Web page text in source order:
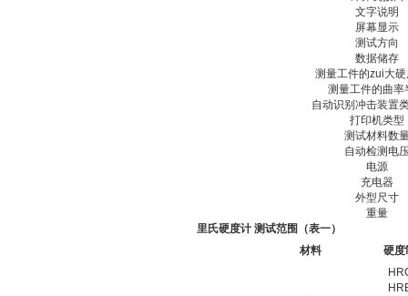
文字说明
屏幕显示
测试方向
数据储存
测量工件的zui大
测量工件的曲率
自动识别冲击装置
打印机类型
测试材料数
自动检测电
电源
充电器
外型尺寸
重量
里氏硬度计 测试范围（表一）
材料
硬度